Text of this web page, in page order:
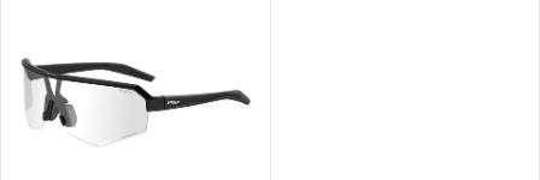
t
ů
t
ů